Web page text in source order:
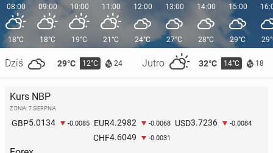
08:00
18°C
Dziś 29°C 12°C 24 Jutro 32°C 14°C 18
09:00
18°C
10:00
19°C
11:00
21°C
12:00
24°C
13:00
27°C
14:00
28°C
15:00
29°C
Kurs NBP
Z DNIA: 7 SIERPNIA
GBP5.0134 -0.0085 EUR4.2982 -0.0068 USD3.7236 -0.0084
CHF4.6049 -0.0031